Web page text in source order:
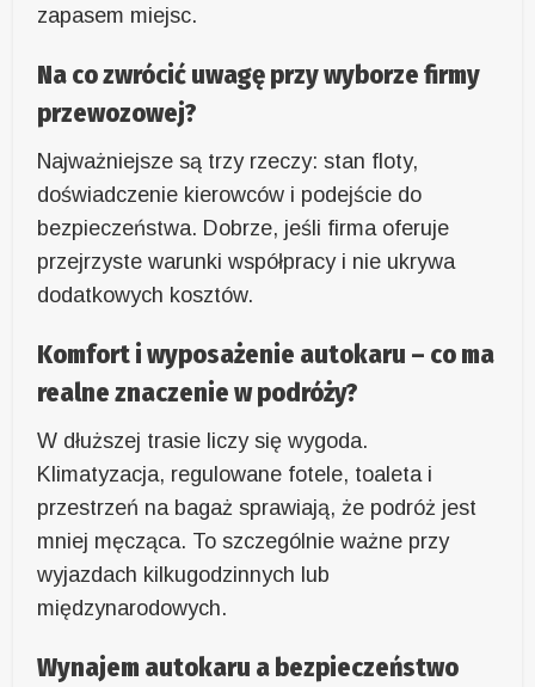
zapasem miejsc.
Na co zwrócić uwagę przy wyborze firmy
przewozowej?
Najważniejsze są trzy rzeczy: stan floty,
doświadczenie kierowców i podejście do
bezpieczeństwa. Dobrze, jeśli firma oferuje
przejrzyste warunki współpracy i nie ukrywa
dodatkowych kosztów.
Komfort i wyposażenie autokaru – co ma
realne znaczenie w podróży?
W dłuższej trasie liczy się wygoda.
Klimatyzacja, regulowane fotele, toaleta i
przestrzeń na bagaż sprawiają, że podróż jest
mniej męcząca. To szczególnie ważne przy
wyjazdach kilkugodzinnych lub
międzynarodowych.
Wynajem autokaru a bezpieczeństwo